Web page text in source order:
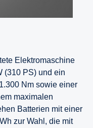
Elektromaschine
(310 PS) und ein
Nm sowie einer
maximalen
Batterien mit einer
zur Wahl, die mit